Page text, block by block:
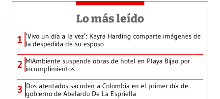
Lo más leído
1 ‘Vivo un día a la vez’: Kayra Harding comparte imágenes de
la despedida de su esposo
2 MiAmbiente suspende obras de hotel en Playa Bijao por
incumplimientos
3 Dos atentados sacuden a Colombia en el primer día de
gobierno de Abelardo De La Espriella